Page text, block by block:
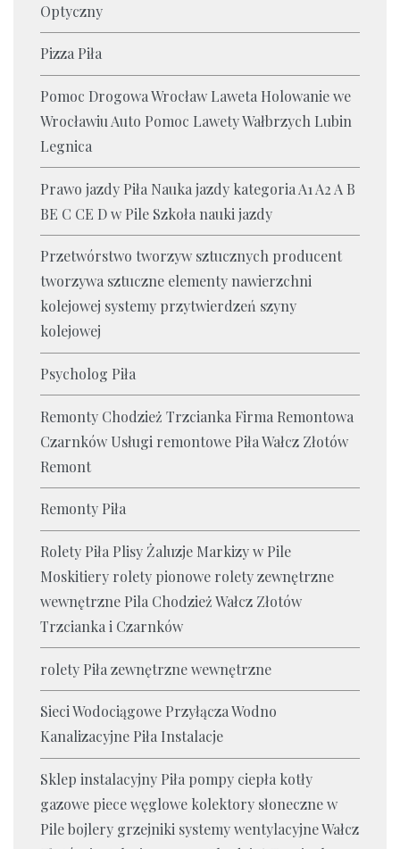
Optyczny
Pizza Piła
Pomoc Drogowa Wrocław Laweta Holowanie we
Wrocławiu Auto Pomoc Lawety Wałbrzych Lubin
Legnica
Prawo jazdy Piła Nauka jazdy kategoria A1 A2 A B
BE C CE D‎ w Pile Szkoła nauki jazdy
Przetwórstwo tworzyw sztucznych producent
tworzywa sztuczne elementy nawierzchni
kolejowej systemy przytwierdzeń szyny
kolejowej
Psycholog Piła
Remonty Chodzież Trzcianka Firma Remontowa
Czarnków Usługi remontowe Piła Wałcz Złotów
Remont
Remonty Piła
Rolety Piła Plisy Żaluzje Markizy w Pile
Moskitiery rolety pionowe rolety zewnętrzne
wewnętrzne Pila Chodzież Wałcz Złotów
Trzcianka i Czarnków
rolety Piła zewnętrzne wewnętrzne
Sieci Wodociągowe Przyłącza Wodno
Kanalizacyjne Piła Instalacje
Sklep instalacyjny Piła pompy ciepła kotły
gazowe piece węglowe kolektory słoneczne w
Pile bojlery grzejniki systemy wentylacyjne Wałcz